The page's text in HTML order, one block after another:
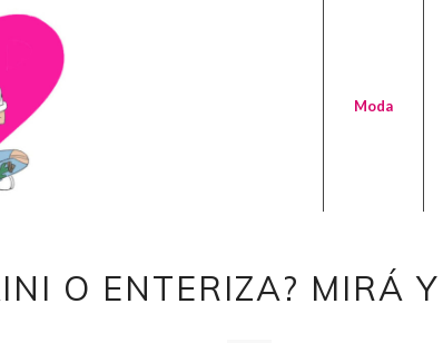
Moda
O ENTERIZA? MIRÁ